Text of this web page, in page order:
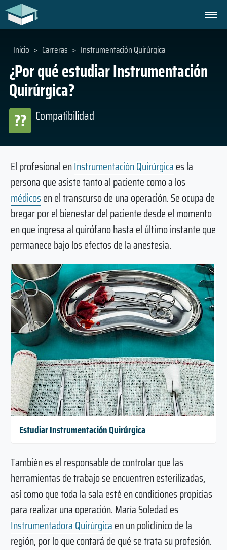
¿Por qué estudiar Instrumentación
Quirúrgica?
Compatibilidad
??
Inicio > Carreras > Instrumentación Quirúrgica
El profesional enInstrumentación Quirúrgicaes la
persona que asiste tanto al paciente como a los
médicosen el transcurso de una operación. Se ocupa de
bregar por el bienestar del paciente desde el momento
en que ingresa al quirófano hasta el último instante que
permanece bajo los efectos de la anestesia.
Estudiar Instrumentación Quirúrgica
También es el responsable de controlar que las
herramientas de trabajo se encuentren esterilizadas,
así como que toda la sala esté en condiciones propicias
para realizar una operación. María Soledad es
Instrumentadora Quirúrgicaen un policlínico de la
región, por lo que contará de qué se trata su profesión.